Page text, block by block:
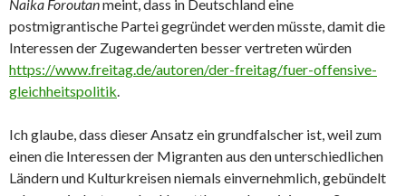
Naika Foroutanmeint, dass in Deutschland eine
postmigrantische Partei gegründet werden müsste, damit die
Interessen der Zugewanderten besser vertreten würden
https://www.freitag.de/autoren/der-freitag/fuer-offensive-
gleichheitspolitik.
Ich glaube, dass dieser Ansatz ein grundfalscher ist, weil zum
einen die Interessen der Migranten aus den unterschiedlichen
Ländern und Kulturkreisen niemals einvernehmlich, gebündelt